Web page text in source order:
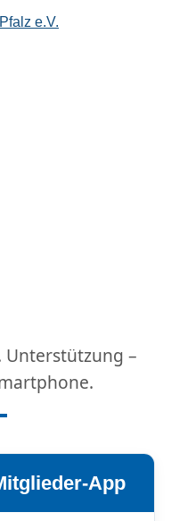
e.V.
–
App